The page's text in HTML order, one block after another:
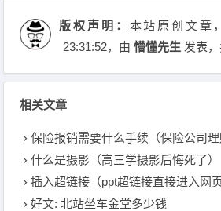
版权声明： 本站原创文章
23:31:52，由懵懂先生 发表，
相关文章
保险报销需要什么手续（保险公司理
什么是摄影（高三学摄影后悔死了）
插入超链接（ppt超链接直接进入网页
好文: 北站坐车金堂多少钱